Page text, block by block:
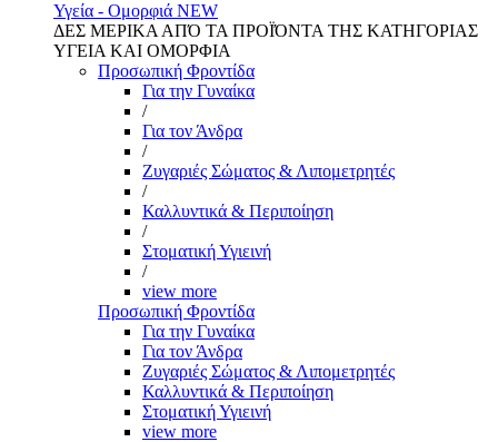
Υγεία - Ομορφιά NEW
ΔΕΣ ΜΕΡΙΚΑ ΑΠΌ ΤΑ ΠΡΟΪΌΝΤΑ ΤΗΣ ΚΑΤΗΓΟΡΙΑΣ
ΥΓΕΙΑ ΚΑΙ ΟΜΟΡΦΙΑ
Προσωπική Φροντίδα
Για την Γυναίκα
/
Για τον Άνδρα
/
Ζυγαριές Σώματος & Λιπομετρητές
/
Καλλυντικά & Περιποίηση
/
Στοματική Υγιεινή
/
view more
Προσωπική Φροντίδα
Για την Γυναίκα
Για τον Άνδρα
Ζυγαριές Σώματος & Λιπομετρητές
Καλλυντικά & Περιποίηση
Στοματική Υγιεινή
view more